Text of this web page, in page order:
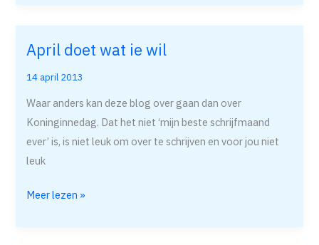
April doet wat ie wil
14 april 2013
Waar anders kan deze blog over gaan dan over
Koninginnedag. Dat het niet ‘mijn beste schrijfmaand
ever’ is, is niet leuk om over te schrijven en voor jou niet
leuk
April
ie
wil
Meer lezen »